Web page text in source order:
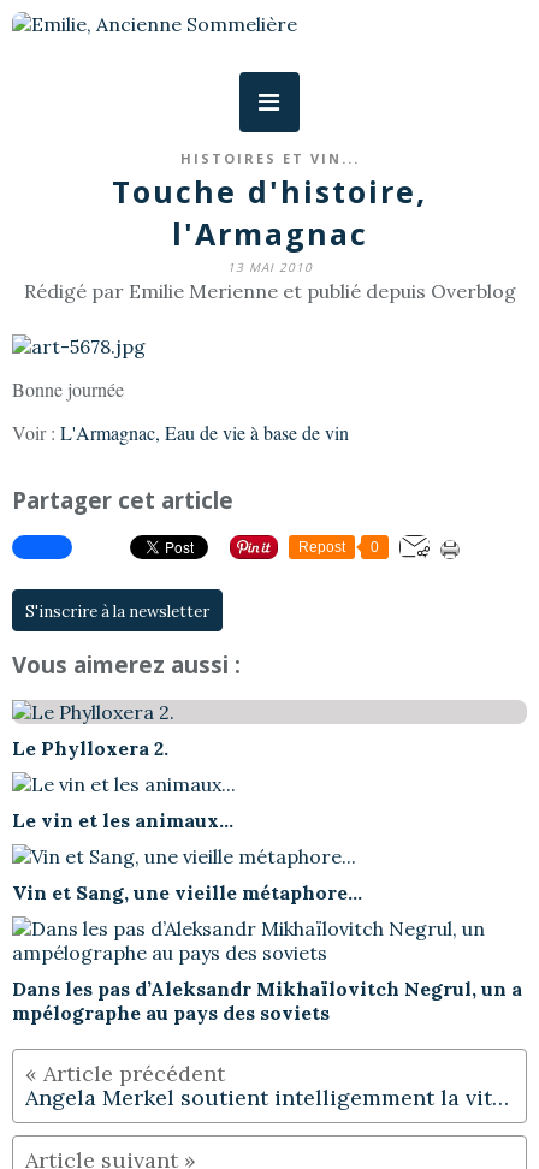
HISTOIRES ET VIN...
Touche d'histoire,
l'Armagnac
13 MAI 2010
Rédigé par Emilie Merienne et publié depuis Overblog
Bonne journée
Voir : L'Armagnac, Eau de vie à base de vin
Partager cet article
Repost 0
S'inscrire à la newsletter
Vous aimerez aussi :
Le Phylloxera 2.
Le vin et les animaux...
Vin et Sang, une vieille métaphore...
Dans les pas d’Aleksandr Mikhaïlovitch Negrul, un a
mpélographe au pays des soviets
Angela Merkel soutient intelligemment la viticulture allemande !